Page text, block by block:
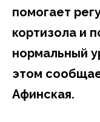
помогает
кортизола и
нормальный
этом
Афинская.